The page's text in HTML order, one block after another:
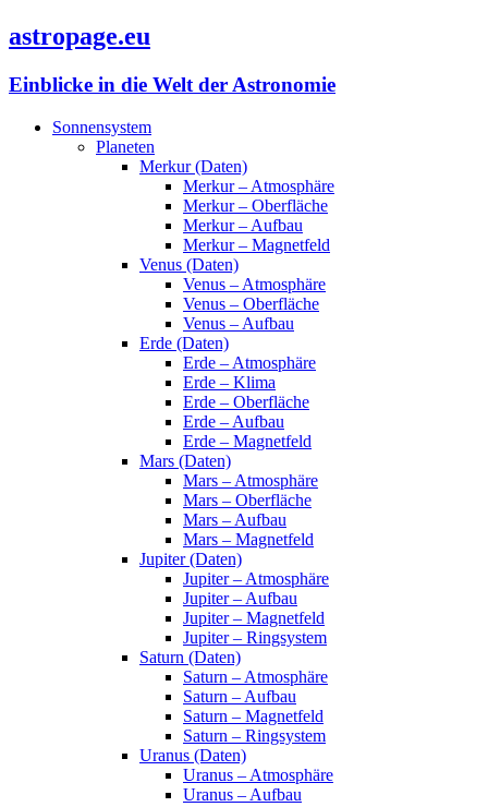
astropage.eu
Einblicke in die Welt der Astronomie
Sonnensystem
Planeten
Merkur (Daten)
Merkur – Atmosphäre
Merkur – Oberfläche
Merkur – Aufbau
Merkur – Magnetfeld
Venus (Daten)
Venus – Atmosphäre
Venus – Oberfläche
Venus – Aufbau
Erde (Daten)
Erde – Atmosphäre
Erde – Klima
Erde – Oberfläche
Erde – Aufbau
Erde – Magnetfeld
Mars (Daten)
Mars – Atmosphäre
Mars – Oberfläche
Mars – Aufbau
Mars – Magnetfeld
Jupiter (Daten)
Jupiter – Atmosphäre
Jupiter – Aufbau
Jupiter – Magnetfeld
Jupiter – Ringsystem
Saturn (Daten)
Saturn – Atmosphäre
Saturn – Aufbau
Saturn – Magnetfeld
Saturn – Ringsystem
Uranus (Daten)
Uranus – Atmosphäre
Uranus – Aufbau